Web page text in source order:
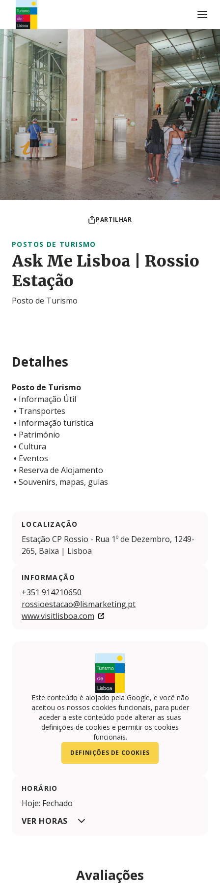
Logo do Turismo de Lisboa
PARTILHAR
POSTOS DE TURISMO
Ask Me Lisboa | Rossio
Estação
Posto de Turismo
Detalhes
Posto de Turismo
• Informação Útil
• Transportes
• Informação turística
• Património
• Cultura
• Eventos
• Reserva de Alojamento
• Souvenirs, mapas, guias
LOCALIZAÇÃO
Estação CP Rossio - Rua 1º de Dezembro, 1249-
265, Baixa | Lisboa
INFORMAÇÃO
+351 914210650
rossioestacao@lismarketing.pt
www.visitlisboa.com
Este conteúdo é alojado pela Google, e você não
aceitou os nossos cookies funcionais, para puder
aceder a este conteúdo pode alterar as suas
definições de cookies e permitir os cookies
funcionais.
DEFINIÇÕES DE COOKIES
HORÁRIO
Hoje: Fechado
VER HORAS
Avaliações